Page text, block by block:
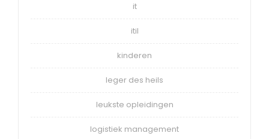
it
itil
kinderen
leger des heils
leukste opleidingen
logistiek management